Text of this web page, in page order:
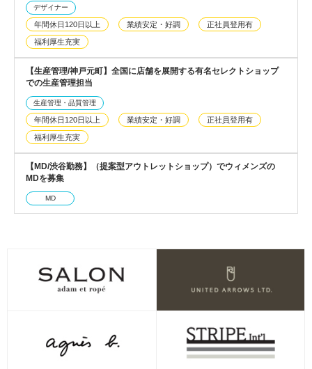
デザイナー
年間休日120日以上 業績安定・好調 正社員登用有
福利厚生充実
【生産管理/神戸元町】全国に店舗を展開する有名セレクトショップ
での生産管理担当
生産管理・品質管理
年間休日120日以上 業績安定・好調 正社員登用有
福利厚生充実
【MD/渋谷勤務】（提案型アウトレットショップ）でウィメンズの
MDを募集
MD